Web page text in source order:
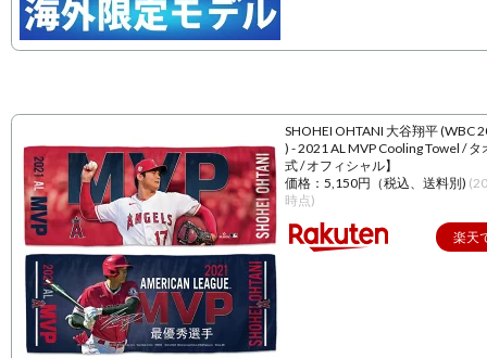
SHOHEI OHTANI 大谷翔平 (WBC
) - 2021 AL MVP Cooling Towel / タ
式 / オフィシャル】
価格：5,150円（税込、送料別)
時点)
楽天